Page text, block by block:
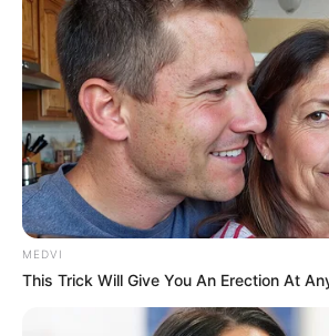
MEDVI
This Trick Will Give You An Erection At